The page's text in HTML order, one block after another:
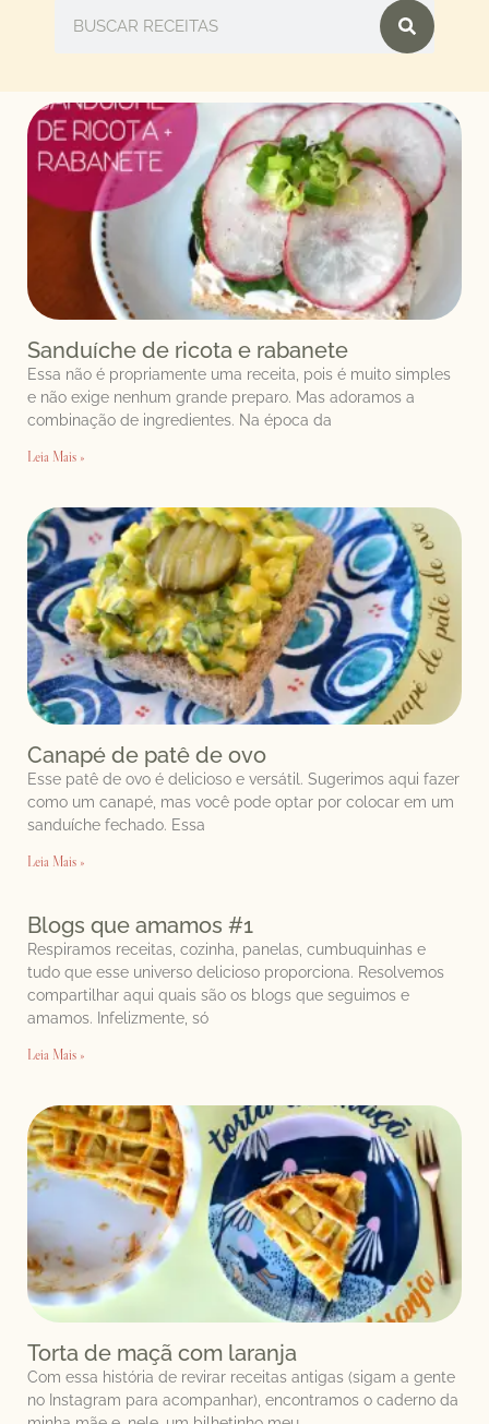
Sanduíche de ricota e rabanete
Essa não é propriamente uma receita, pois é muito simples
e não exige nenhum grande preparo. Mas adoramos a
combinação de ingredientes. Na época da
Leia Mais »
Canapé de patê de ovo
Esse patê de ovo é delicioso e versátil. Sugerimos aqui fazer
como um canapé, mas você pode optar por colocar em um
sanduíche fechado. Essa
Leia Mais »
Blogs que amamos #1
Respiramos receitas, cozinha, panelas, cumbuquinhas e
tudo que esse universo delicioso proporciona. Resolvemos
compartilhar aqui quais são os blogs que seguimos e
amamos. Infelizmente, só
Leia Mais »
Torta de maçã com laranja
Com essa história de revirar receitas antigas (sigam a gente
no Instagram para acompanhar), encontramos o caderno da